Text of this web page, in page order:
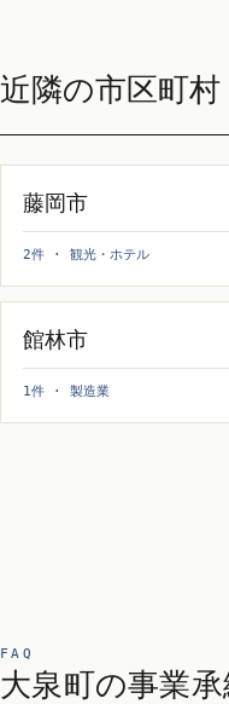
近隣の市区町村
藤岡市
2件 · 観光・ホテル
館林市
1件 · 製造業
FAQ
大泉町の事業